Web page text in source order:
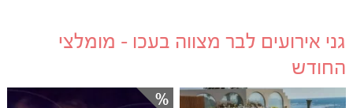
גני אירועים לבר מצווה בעכו - מומלצי
החודש